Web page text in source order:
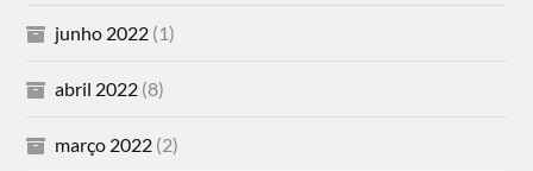
junho 2022 (1)
abril 2022 (8)
março 2022 (2)